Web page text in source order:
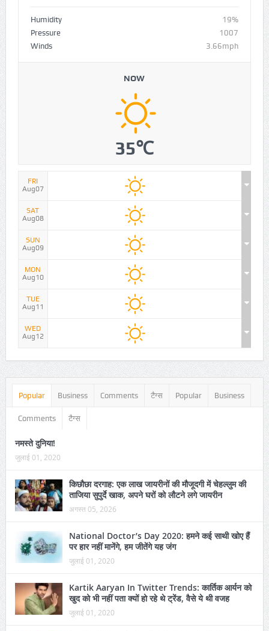
Humidity
19%
Pressure
1007
Winds
3.66mph
NOW
35℃
FRI
Aug07
SAT
Aug08
SUN
Aug09
MON
Aug10
TUE
Aug11
WED
Aug12
Popular Business Comments टैग्स Popular Business
Comments टैग्स
नमस्ते दुनिया!
जुलाई 01, 2020
किछौछा दरगाह: एक लाख जायरीनों की मौजूदगी में चेहल्लुम की
ताजिया सुपुर्दे खाक, अपने घरों को लौटने लगे जायरीन
अगस्त 05, 2026
National Doctor’s Day 2020: हमने कई साथी खोए हैं
पर हार नहीं मानेंगे, हम जीतेंगे यह जंग
जुलाई 01, 2020
Kartik Aaryan In Twitter Trends: कार्तिक आर्यन को
खुद को भी नहीं पता क्यों हो रहे थे ट्रेंड, वैसे ये थी वजह
जुलाई 01, 2020